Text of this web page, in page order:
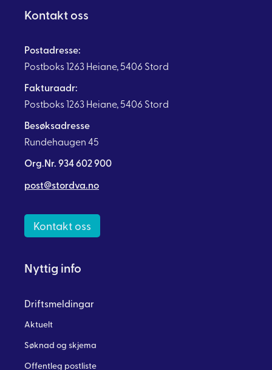
Kontakt oss
Postadresse:
Postboks 1263 Heiane, 5406 Stord
Fakturaadr:
Postboks 1263 Heiane, 5406 Stord
Besøksadresse
Rundehaugen 45
Org.Nr. 934 602 900
post@stordva.no
Kontakt oss
Nyttig info
Driftsmeldingar
Aktuelt
Søknad og skjema
Offentleg postliste